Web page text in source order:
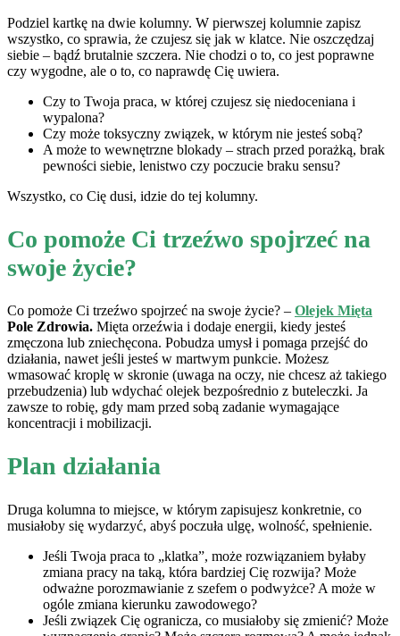
Podziel kartkę na dwie kolumny. W pierwszej kolumnie zapisz
wszystko, co sprawia, że czujesz się jak w klatce. Nie oszczędzaj
siebie – bądź brutalnie szczera. Nie chodzi o to, co jest poprawne
czy wygodne, ale o to, co naprawdę Cię uwiera.
Czy to Twoja praca, w której czujesz się niedoceniana i
wypalona?
Czy może toksyczny związek, w którym nie jesteś sobą?
A może to wewnętrzne blokady – strach przed porażką, brak
pewności siebie, lenistwo czy poczucie braku sensu?
Wszystko, co Cię dusi, idzie do tej kolumny.
Co pomoże Ci trzeźwo spojrzeć na
swoje życie?
Co pomoże Ci trzeźwo spojrzeć na swoje życie? – Olejek Mięta
Pole Zdrowia. Mięta orzeźwia i dodaje energii, kiedy jesteś
zmęczona lub zniechęcona. Pobudza umysł i pomaga przejść do
działania, nawet jeśli jesteś w martwym punkcie. Możesz
wmasować kroplę w skronie (uwaga na oczy, nie chcesz aż takiego
przebudzenia) lub wdychać olejek bezpośrednio z buteleczki. Ja
zawsze to robię, gdy mam przed sobą zadanie wymagające
koncentracji i mobilizacji.
Plan działania
Druga kolumna to miejsce, w którym zapisujesz konkretnie, co
musiałoby się wydarzyć, abyś poczuła ulgę, wolność, spełnienie.
Jeśli Twoja praca to „klatka”, może rozwiązaniem byłaby
zmiana pracy na taką, która bardziej Cię rozwija? Może
odważne porozmawianie z szefem o podwyżce? A może w
ogóle zmiana kierunku zawodowego?
Jeśli związek Cię ogranicza, co musiałoby się zmienić? Może